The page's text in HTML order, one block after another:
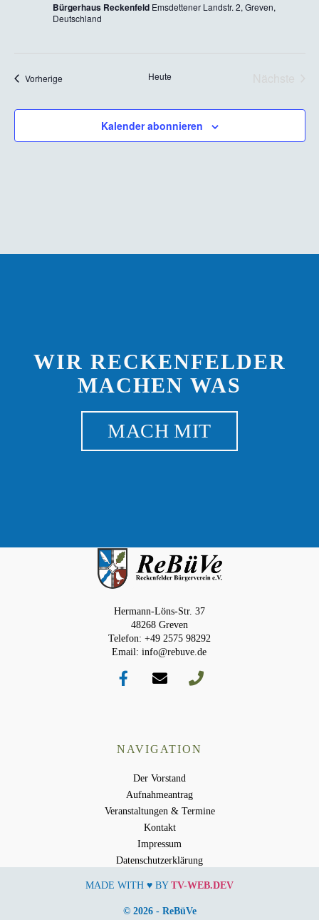
Bürgerhaus Reckenfeld Emsdettener Landstr. 2, Greven,
Deutschland
VorherigeVeranstaltungen Heute
Kalender abonnieren
WIR RECKENFELDER
MACHEN WAS
MACH MIT
Hermann-Löns-Str. 37
48268 Greven
Telefon: +49 2575 98292
Email: info@rebuve.de
NAVIGATION
Der Vorstand
Aufnahmeantrag
Veranstaltungen & Termine
Kontakt
Impressum
Datenschutzerklärung
MADE WITH ♥ BY TV-WEB.DEV
© 2026 - ReBüVe